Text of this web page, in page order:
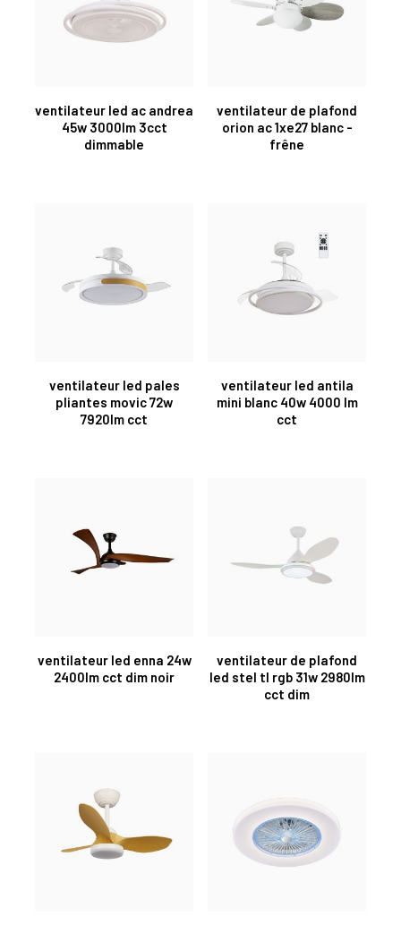
ventilateur led ac andrea
45w 3000lm 3cct
dimmable
ventilateur de plafond
orion ac 1xe27 blanc -
frêne
ventilateur led pales
pliantes movic 72w
7920lm cct
ventilateur led antila
mini blanc 40w 4000 lm
cct
ventilateur led enna 24w
2400lm cct dim noir
ventilateur de plafond
led stel tl rgb 31w 2980lm
cct dim